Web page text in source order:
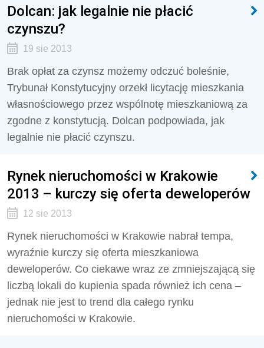
Dolcan: jak legalnie nie płacić
czynszu?
19 sie 2013
Brak opłat za czynsz możemy odczuć boleśnie,
Trybunał Konstytucyjny orzekł licytację mieszkania
własnościowego przez wspólnotę mieszkaniową za
zgodne z konstytucją. Dolcan podpowiada, jak
legalnie nie płacić czynszu.
Rynek nieruchomości w Krakowie
2013 – kurczy się oferta deweloperów
12 sie 2013
Rynek nieruchomości w Krakowie nabrał tempa,
wyraźnie kurczy się oferta mieszkaniowa
deweloperów. Co ciekawe wraz ze zmniejszającą się
liczbą lokali do kupienia spada również ich cena –
jednak nie jest to trend dla całego rynku
nieruchomości w Krakowie.